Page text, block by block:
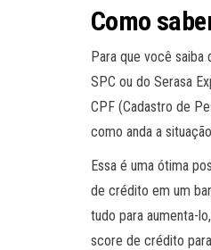
Como
Para que você
SPC ou do Serasa
CPF (Cadastro de
como anda a
Essa é uma ótima
de crédito em um
tudo para aumenta-
score de crédito